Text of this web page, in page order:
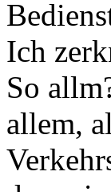
Ich
So
allem,